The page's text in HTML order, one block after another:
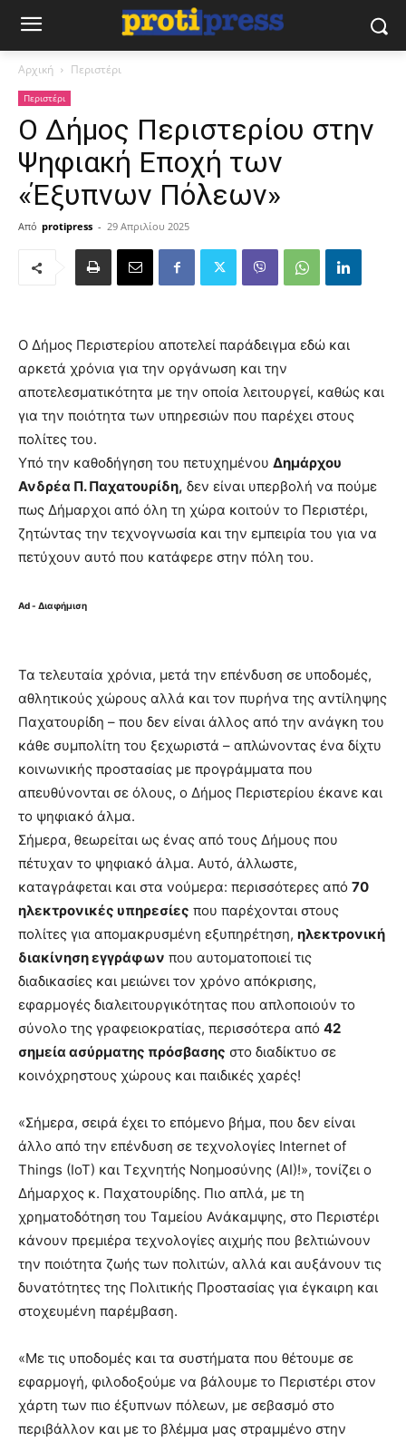
Αρχική Περιστέρι
Περιστέρι
Ο Δήμος Περιστερίου στην
Ψηφιακή Εποχή των
«Έξυπνων Πόλεων»
Από protipress - 29 Απριλίου 2025
Ο Δήμος Περιστερίου αποτελεί παράδειγμα εδώ και
αρκετά χρόνια για την οργάνωση και την
αποτελεσματικότητα με την οποία λειτουργεί, καθώς και
για την ποιότητα των υπηρεσιών που παρέχει στους
πολίτες του.
Υπό την καθοδήγηση του πετυχημένου Δημάρχου
Ανδρέα Π. Παχατουρίδη, δεν είναι υπερβολή να πούμε
πως Δήμαρχοι από όλη τη χώρα κοιτούν το Περιστέρι,
ζητώντας την τεχνογνωσία και την εμπειρία του για να
πετύχουν αυτό που κατάφερε στην πόλη του.
Ad - Διαφήμιση
Τα τελευταία χρόνια, μετά την επένδυση σε υποδομές,
αθλητικούς χώρους αλλά και τον πυρήνα της αντίληψης
Παχατουρίδη – που δεν είναι άλλος από την ανάγκη του
κάθε συμπολίτη του ξεχωριστά – απλώνοντας ένα δίχτυ
κοινωνικής προστασίας με προγράμματα που
απευθύνονται σε όλους, ο Δήμος Περιστερίου έκανε και
το ψηφιακό άλμα.
Σήμερα, θεωρείται ως ένας από τους Δήμους που
πέτυχαν το ψηφιακό άλμα. Αυτό, άλλωστε,
καταγράφεται και στα νούμερα: περισσότερες από 70
ηλεκτρονικές υπηρεσίες που παρέχονται στους
πολίτες για απομακρυσμένη εξυπηρέτηση, ηλεκτρονική
διακίνηση εγγράφων που αυτοματοποιεί τις
διαδικασίες και μειώνει τον χρόνο απόκρισης,
εφαρμογές διαλειτουργικότητας που απλοποιούν το
σύνολο της γραφειοκρατίας, περισσότερα από 42
σημεία ασύρματης πρόσβασης στο διαδίκτυο σε
κοινόχρηστους χώρους και παιδικές χαρές!
«Σήμερα, σειρά έχει το επόμενο βήμα, που δεν είναι
άλλο από την επένδυση σε τεχνολογίες Internet of
Things (IoT) και Τεχνητής Νοημοσύνης (AI)!», τονίζει ο
Δήμαρχος κ. Παχατουρίδης. Πιο απλά, με τη
χρηματοδότηση του Ταμείου Ανάκαμψης, στο Περιστέρι
κάνουν πρεμιέρα τεχνολογίες αιχμής που βελτιώνουν
την ποιότητα ζωής των πολιτών, αλλά και αυξάνουν τις
δυνατότητες της Πολιτικής Προστασίας για έγκαιρη και
στοχευμένη παρέμβαση.
«Με τις υποδομές και τα συστήματα που θέτουμε σε
εφαρμογή, φιλοδοξούμε να βάλουμε το Περιστέρι στον
χάρτη των πιο έξυπνων πόλεων, με σεβασμό στο
περιβάλλον και με το βλέμμα μας στραμμένο στην